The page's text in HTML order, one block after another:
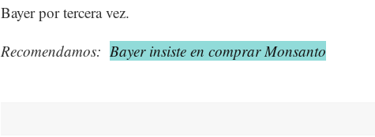
Bayer por tercera vez.
Recomendamos: Bayer insiste en comprar Monsanto